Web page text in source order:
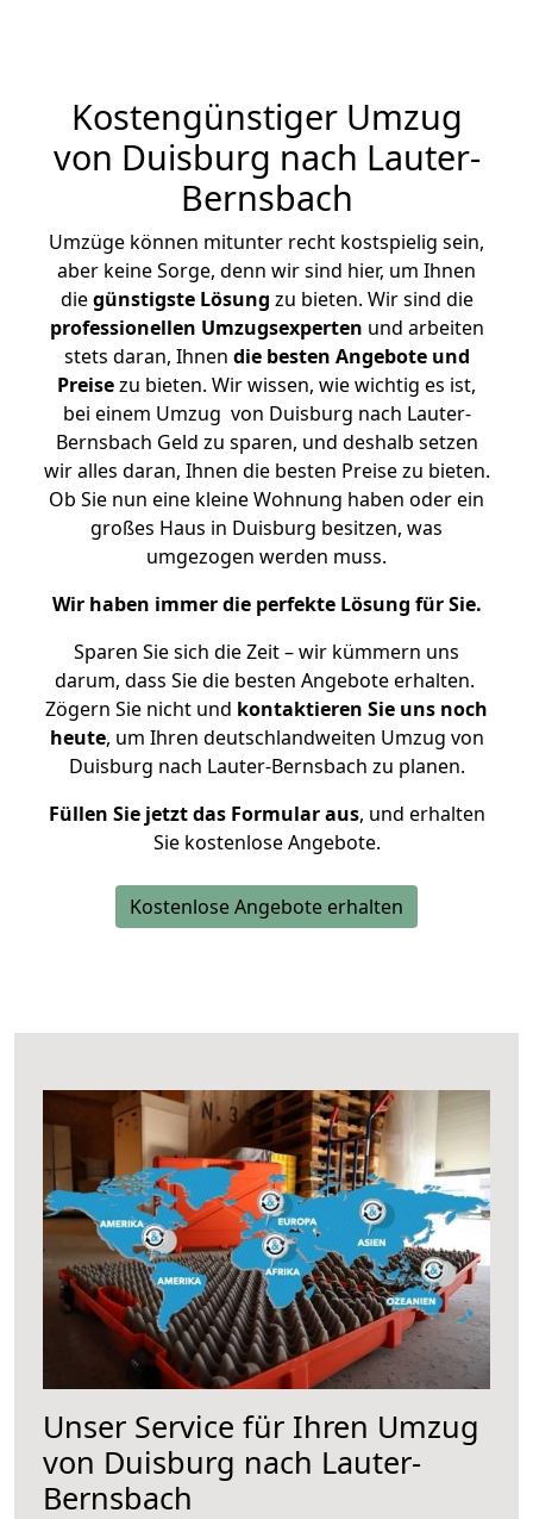
Kostengünstiger Umzug
von Duisburg nach Lauter-
Bernsbach
Umzüge können mitunter recht kostspielig sein,
aber keine Sorge, denn wir sind hier, um Ihnen
diegünstigste Lösung zu bieten. Wir sind die
professionellen Umzugsexperten und arbeiten
stets daran, Ihnen die besten Angebote und
Preisezu bieten. Wir wissen, wie wichtig es ist,
bei einem Umzug von Duisburg nach Lauter-
Bernsbach Geld zu sparen, und deshalb setzen
wir alles daran, Ihnen die besten Preise zu bieten.
Ob Sie nun eine kleine Wohnung haben oder ein
großes Haus in Duisburg besitzen, was
umgezogen werden muss.
Wir haben immer die perfekte Lösung für Sie.
Sparen Sie sich die Zeit – wir kümmern uns
darum, dass Sie die besten Angebote erhalten.
Zögern Sie nicht und kontaktieren Sie uns noch
heute, um Ihren deutschlandweiten Umzug von
Duisburg nach Lauter-Bernsbach zu planen.
Füllen Sie jetzt das Formular aus, und erhalten
Sie kostenlose Angebote.
Kostenlose Angebote erhalten
Unser Service für Ihren Umzug
von Duisburg nach Lauter-
Bernsbach